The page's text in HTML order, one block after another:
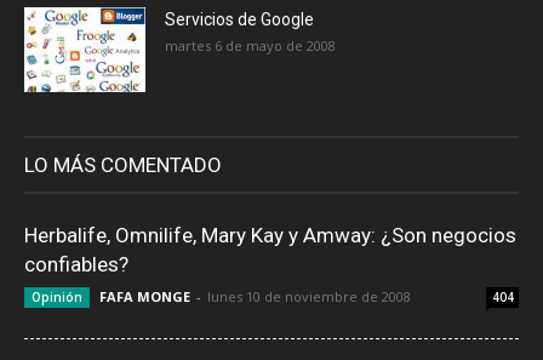
Servicios de Google
martes 6 de mayo de 2008
LO MÁS COMENTADO
Herbalife, Omnilife, Mary Kay y Amway: ¿Son negocios
confiables?
Opinión FAFA MONGE - lunes 10 de noviembre de 2008 404